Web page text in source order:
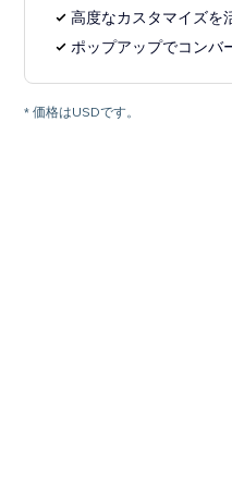
高度なカスタマイズを
ポップアップでコンバ
* 価格はUSDです。